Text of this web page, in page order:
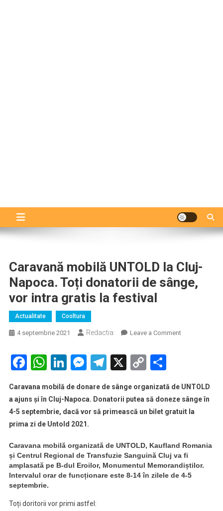
Caravană mobilă UNTOLD la Cluj-
Napoca. Toți donatorii de sânge,
vor intra gratis la festival
Actualitate Cooltura
4 septembrie 2021 Redactia Leave a Commenton
Cluj-
Napoca.
Toți
sânge,
vor
intra
Facebook
WhatsApp
LinkedIn
Messenger
Telegram
X Copy
Caravana mobilă de donare de sânge organizată de UNTOLD
a ajuns și în Cluj-Napoca. Donatorii putea să doneze sânge în
4-5 septembrie, dacă vor să primească un bilet gratuit la
prima zi de Untold 2021.
Caravana mobilă organizată de UNTOLD, Kaufland Romania
și Centrul Regional de Transfuzie Sanguină Cluj va fi
amplasată pe B-dul Eroilor, Monumentul Memorandiștilor.
Intervalul orar de funcționare este 8-14 în zilele de 4-5
septembrie.
Toți doritorii vor primi astfel: